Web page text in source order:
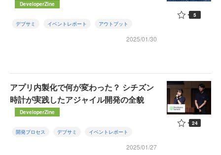
DeveloperZine
デブサミ イベントレポート アウトプット
2025/01/30
5
アプリ内製化で何が変わった？ シチズン
時計が実践したアジャイル開発の全貌
DeveloperZine
開発プロセス デブサミ イベントレポート
2025/01/27
24